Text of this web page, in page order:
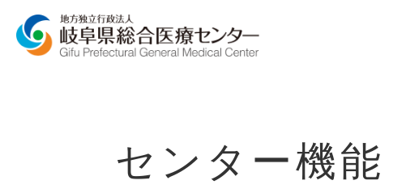
センター機能